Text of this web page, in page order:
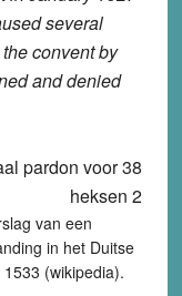
several
convent by
and denied
van een
in het Duitse
(wikipedia).